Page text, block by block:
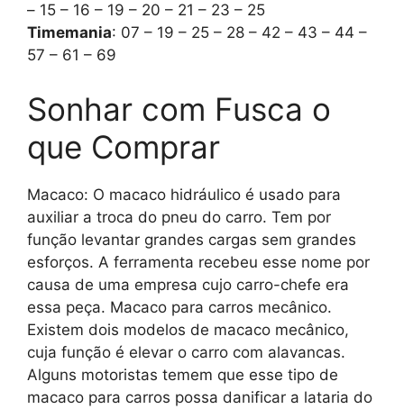
– 15 – 16 – 19 – 20 – 21 – 23 – 25
Timemania: 07 – 19 – 25 – 28 – 42 – 43 – 44 –
57 – 61 – 69
Sonhar com Fusca o
que Comprar
Macaco: O macaco hidráulico é usado para
auxiliar a troca do pneu do carro. Tem por
função levantar grandes cargas sem grandes
esforços. A ferramenta recebeu esse nome por
causa de uma empresa cujo carro-chefe era
essa peça. Macaco para carros mecânico.
Existem dois modelos de macaco mecânico,
cuja função é elevar o carro com alavancas.
Alguns motoristas temem que esse tipo de
macaco para carros possa danificar a lataria do